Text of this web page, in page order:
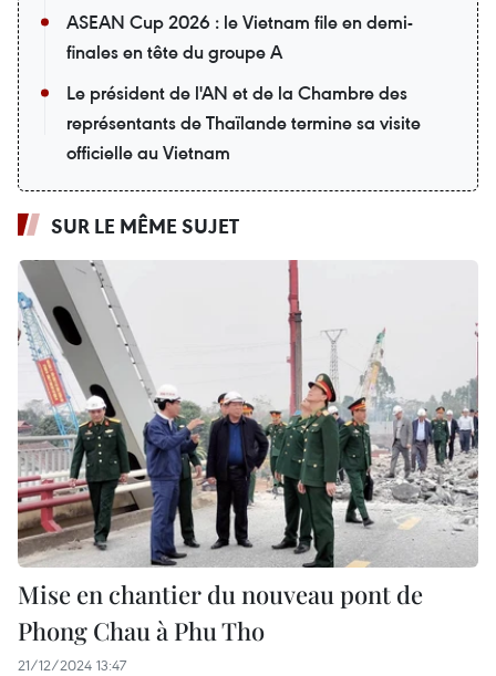
ASEAN Cup 2026 : le Vietnam file en demi-
finales en tête du groupe A
Le président de l'AN et de la Chambre des
représentants de Thaïlande termine sa visite
officielle au Vietnam
SUR LE MÊME SUJET
Mise en chantier du nouveau pont de
Phong Chau à Phu Tho
21/12/2024 13:47